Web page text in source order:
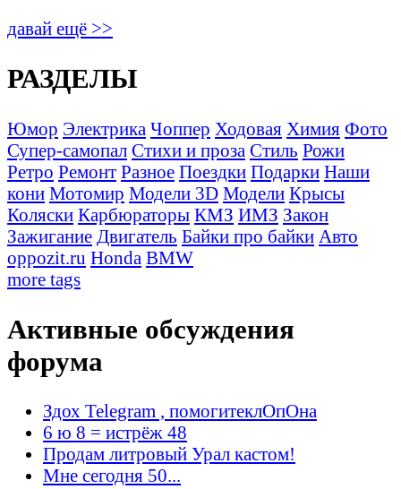
давай ещё >>
РАЗДЕЛЫ
Юмор Электрика Чоппер Ходовая Химия Фото
Супер-самопал Стихи и проза Стиль Рожи
Ретро Ремонт Разное Поездки Подарки Наши
кони Мотомир Модели 3D Модели Крысы
Коляски Карбюраторы КМЗ ИМЗ Закон
Зажигание Двигатель Байки про байки Авто
oppozit.ru Honda BMW
more tags
Активные обсуждения
форума
Здох Telegram , помогитеклОпОна
6 ю 8 = истрёж 48
Продам литровый Урал кастом!
Мне сегодня 50...